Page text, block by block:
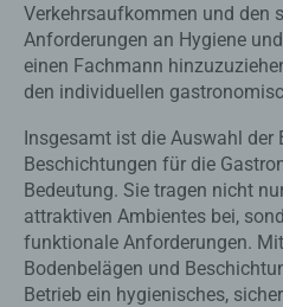
Verkehrsaufkommen und den
Anforderungen an Hygiene
einen Fachmann
den individuellen
Insgesamt ist die Auswahl der
Beschichtungen für die
Bedeutung. Sie tragen nicht
attraktiven Ambientes bei,
funktionale Anforderungen.
Bodenbelägen und
Betrieb ein hygienisches,